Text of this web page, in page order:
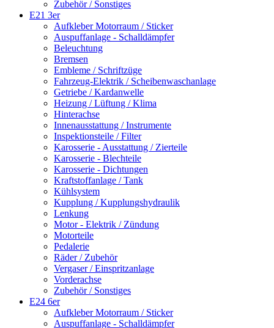
Zubehör / Sonstiges
E21 3er
Aufkleber Motorraum / Sticker
Auspuffanlage - Schalldämpfer
Beleuchtung
Bremsen
Embleme / Schriftzüge
Fahrzeug-Elektrik / Scheibenwaschanlage
Getriebe / Kardanwelle
Heizung / Lüftung / Klima
Hinterachse
Innenausstattung / Instrumente
Inspektionsteile / Filter
Karosserie - Ausstattung / Zierteile
Karosserie - Blechteile
Karosserie - Dichtungen
Kraftstoffanlage / Tank
Kühlsystem
Kupplung / Kupplungshydraulik
Lenkung
Motor - Elektrik / Zündung
Motorteile
Pedalerie
Räder / Zubehör
Vergaser / Einspritzanlage
Vorderachse
Zubehör / Sonstiges
E24 6er
Aufkleber Motorraum / Sticker
Auspuffanlage - Schalldämpfer